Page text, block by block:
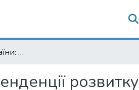
Ринок цементу України: торговельні потоки та тенденції розвитку
розвитку